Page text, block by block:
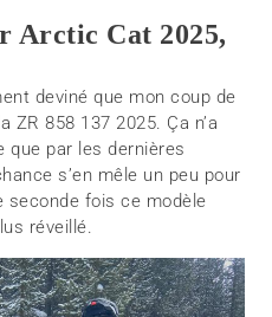
Arctic Cat 2025,
deviné que mon coup de
858 137 2025. Ça n’a
que par les dernières
s’en mêle un peu pour
seconde fois ce modèle
réveillé.